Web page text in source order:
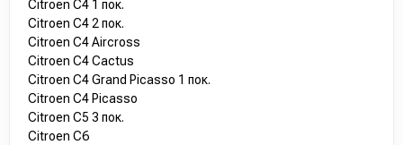
Citroen C4 1 пок.
Citroen C4 2 пок.
Citroen C4 Aircross
Citroen C4 Cactus
Citroen C4 Grand Picasso 1 пок.
Citroen C4 Picasso
Citroen C5 3 пок.
Citroen C6